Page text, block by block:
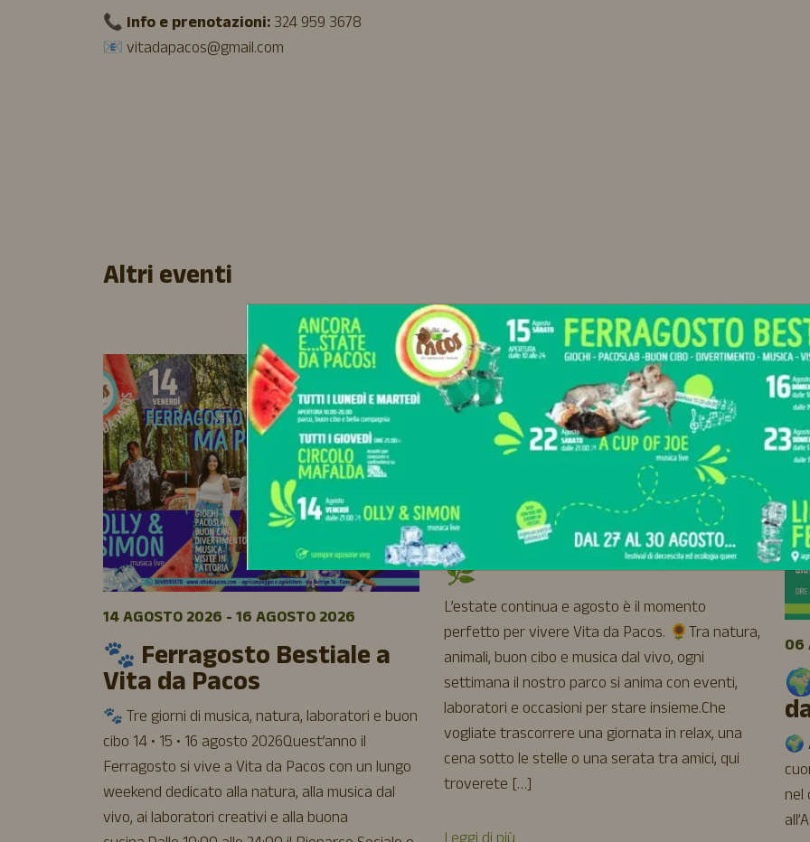
📞 Info e prenotazioni:324 959 3678
📧 vitadapacos@gmail.com
Altri eventi
14 AGOSTO 2026 - 16 AGOSTO 2026
🐾 Ferragosto Bestiale a
Vita da Pacos
🐾 Tre giorni di musica, natura, laboratori e buon
cibo 14 • 15 • 16 agosto 2026Quest’anno il
Ferragosto si vive a Vita da Pacos con un lungo
weekend dedicato alla natura, alla musica dal
vivo, ai laboratori creativi e alla buona
04 AGOSTO 2026 - 31 AGOSTO 2026
☀️ Agosto a Vita da Pacos
🌿
L’estate continua e agosto è il momento
perfetto per vivere Vita da Pacos. 🌻Tra natura,
animali, buon cibo e musica dal vivo, ogni
settimana il nostro parco si anima con eventi,
laboratori e occasioni per stare insieme.Che
vogliate trascorrere una giornata in relax, una
cena sotto le stelle o una serata tra amici, qui
troverete […]
06
🌍